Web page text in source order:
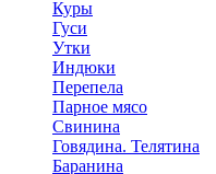
Куры
Гуси
Утки
Индюки
Перепела
Парное мясо
Свинина
Говядина. Телятина
Баранина